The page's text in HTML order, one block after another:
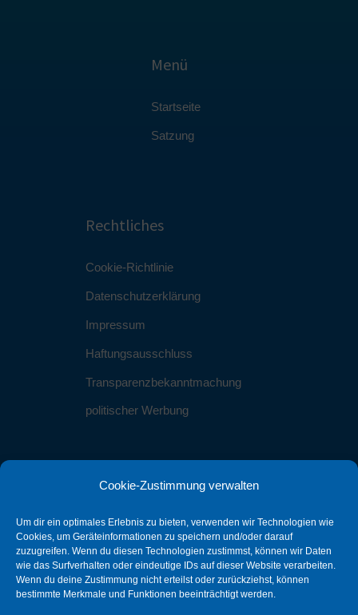
Cookie-Zustimmung verwalten
Um dir ein optimales Erlebnis zu bieten, verwenden wir Technologien wie
Cookies, um Geräteinformationen zu speichern und/oder darauf
zuzugreifen. Wenn du diesen Technologien zustimmst, können wir Daten
wie das Surfverhalten oder eindeutige IDs auf dieser Website verarbeiten.
Wenn du deine Zustimmung nicht erteilst oder zurückziehst, können
bestimmte Merkmale und Funktionen beeinträchtigt werden.
Menü
Startseite
Satzung
Rechtliches
Cookie-Richtlinie
Datenschutzerklärung
Impressum
Haftungsausschluss
Transparenzbekanntmachung
politischer Werbung
info@sbg-stein.de
0911 25595016